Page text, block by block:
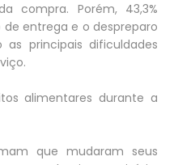
compra. Porém, 43,3%
entrega e o despreparo
principais dificuldades
alimentares durante a
que mudaram seus